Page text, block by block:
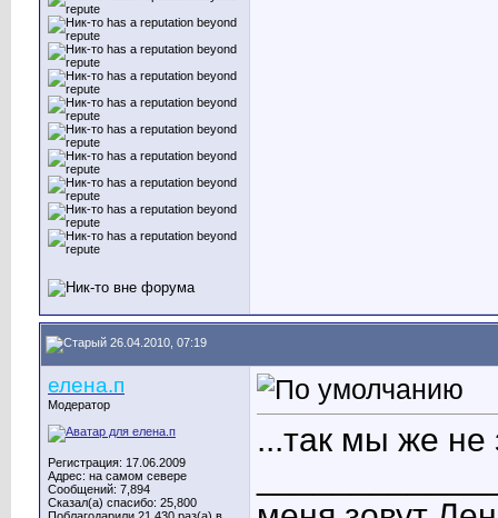
26.04.2010, 07:19
елена.п
Модератор
Регистрация: 17.06.2009
Адрес: на самом севере
Сообщений: 7,894
Сказал(а) спасибо: 25,800
...так мы же не